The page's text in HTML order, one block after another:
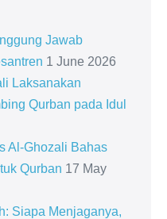
Jawab
1 June 2026
Laksanakan
Qurban pada Idul
Al-Ghozali Bahas
Qurban 17 May
Siapa Menjaganya,